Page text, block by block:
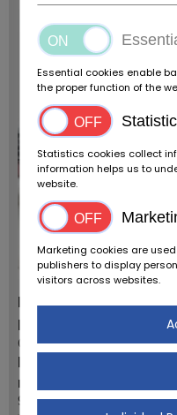
Mercedes Benz
Dostawców:
Oldtimerfarm BV
Kod pocztowy /
miasto:
9880 Aalter
Essential cookies enable
the proper function of the
Statistics cookies collect
information helps us to
website.
Marketing cookies are
publishers to display
visitors across websites.